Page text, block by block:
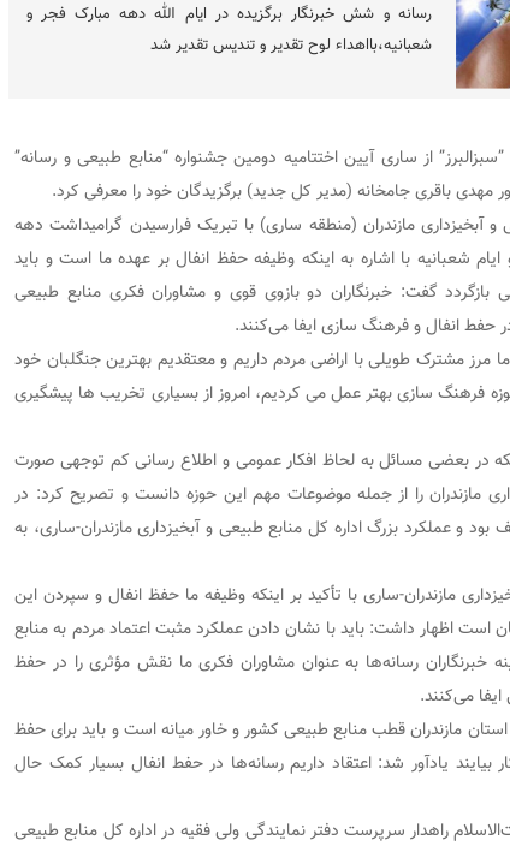
رسانه و شش خبرنگار برگزیده در ایام الله دهه مبارک فجر و
شعبانیه،بااهداء لوح تقدیر و تندیس تقدیر شد
از ساری آیین اختتامیه دومین جشنواره “منابع طبیعی و رسانه”
باقری جامخانه (مدیر کل جدید) برگزیدگان خود را معرفی کرد.
آبخیزداری مازندران (منطقه ساری) با تبریک فرارسیدن گرامیداشت دهه
شعبانیه با اشاره به اینکه وظیفه حفظ انفال بر عهده‌ ما است و باید
بازگردد گفت: خبرنگاران دو بازوی قوی و مشاوران فکری منابع طبیعی
حفط انفال و فرهنگ سازی ایفا می‌کنند.
ما مرز مشترک طویلی با اراضی مردم داریم و معتقدیم بهترین جنگلبان خود
فرهنگ سازی بهتر عمل می کردیم، امروز از بسیاری تخریب ها پیشگیری
در بعضی مسائل به لحاظ افکار عمومی و اطلاع رسانی کم توجهی صورت
مازندران را از جمله موضوعات مهم این حوزه دانست و تصریح کرد: در
و عملکرد بزرگ اداره کل منابع طبیعی و آبخیزداری مازندران-ساری، به
مازندران-ساری با تأکید بر اینکه وظیفه ما حفظ انفال و سپردن این
اظهار داشت: باید با نشان دادن عملکرد مثبت اعتماد مردم به منابع
خبرنگاران رسانه‌ها به عنوان مشاوران فکری ما نقش مؤثری را در حفظ
می‌کنند.
استان مازندران قطب منابع طبیعی کشور و خاور میانه است و باید برای حفظ
یادآور شد: اعتقاد داریم رسانه‌ها در حفط انفال بسیار کمک حال
راهدار سرپرست دفتر نمایندگی ولی فقیه در اداره کل منابع طبیعی